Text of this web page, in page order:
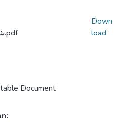
شيخي خديجة.pdf
Document
Down
load